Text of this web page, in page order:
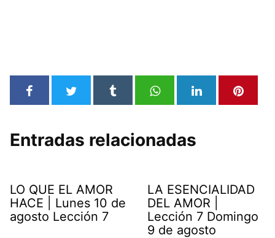
Entradas relacionadas
LO QUE EL AMOR
HACE | Lunes 10 de
agosto Lección 7
LA ESENCIALIDAD
DEL AMOR |
Lección 7 Domingo
9 de agosto